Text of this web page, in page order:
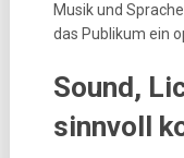
Musik und
das Publikum ein
Sound,
sinnvoll